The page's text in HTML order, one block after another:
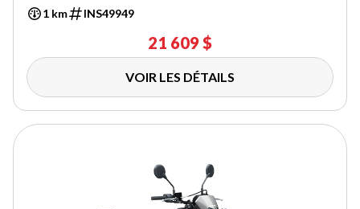
1 km INS49949
21 609 $
VOIR LES DÉTAILS